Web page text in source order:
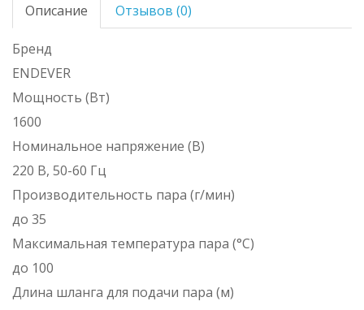
Описание Отзывов (0)
Бренд
ENDEVER
Мощность (Вт)
1600
Номинальное напряжение (В)
220 В, 50-60 Гц
Производительность пара (г/мин)
до 35
Максимальная температура пара (°С)
до 100
Длина шланга для подачи пара (м)